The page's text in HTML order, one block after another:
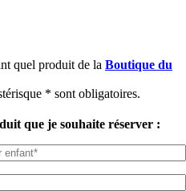
quel produit de la Boutique du
* sont obligatoires.
que je souhaite réserver :